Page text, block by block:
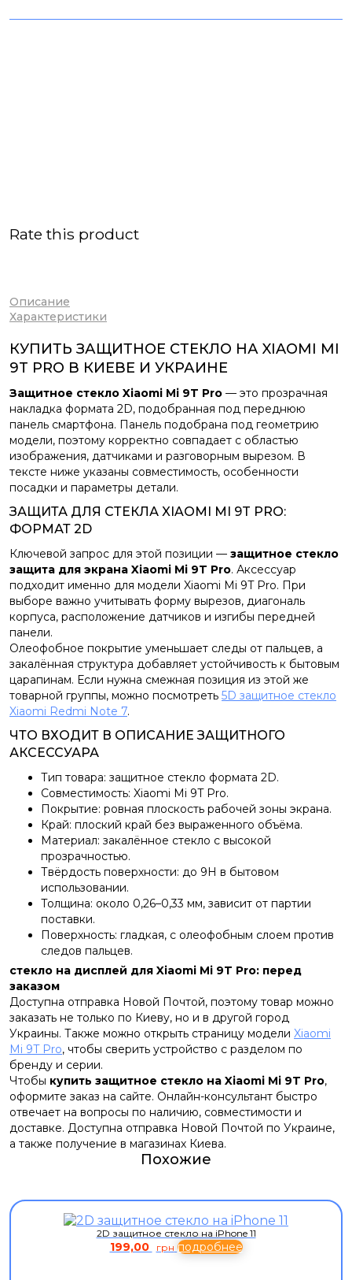
Rate this product
Описание
Характеристики
КУПИТЬ ЗАЩИТНОЕ СТЕКЛО НА XIAOMI MI
9T PRO В КИЕВЕ И УКРАИНЕ
Защитное стекло Xiaomi Mi 9T Pro — это прозрачная
накладка формата 2D, подобранная под переднюю
панель смартфона. Панель подобрана под геометрию
модели, поэтому корректно совпадает с областью
изображения, датчиками и разговорным вырезом. В
тексте ниже указаны совместимость, особенности
посадки и параметры детали.
ЗАЩИТА ДЛЯ СТЕКЛА XIAOMI MI 9T PRO:
ФОРМАТ 2D
Ключевой запрос для этой позиции — защитное стекло
защита для экрана Xiaomi Mi 9T Pro. Аксессуар
подходит именно для модели Xiaomi Mi 9T Pro. При
выборе важно учитывать форму вырезов, диагональ
корпуса, расположение датчиков и изгибы передней
панели.
Олеофобное покрытие уменьшает следы от пальцев, а
закалённая структура добавляет устойчивость к бытовым
царапинам. Если нужна смежная позиция из этой же
товарной группы, можно посмотреть 5D защитное стекло
Xiaomi Redmi Note 7.
ЧТО ВХОДИТ В ОПИСАНИЕ ЗАЩИТНОГО
АКСЕССУАРА
Тип товара: защитное стекло формата 2D.
Совместимость: Xiaomi Mi 9T Pro.
Покрытие: ровная плоскость рабочей зоны экрана.
Край: плоский край без выраженного объёма.
Материал: закалённое стекло с высокой
прозрачностью.
Твёрдость поверхности: до 9H в бытовом
использовании.
Толщина: около 0,26–0,33 мм, зависит от партии
поставки.
Поверхность: гладкая, с олеофобным слоем против
следов пальцев.
стекло на дисплей для Xiaomi Mi 9T Pro: перед
заказом
Доступна отправка Новой Почтой, поэтому товар можно
заказать не только по Киеву, но и в другой город
Украины. Также можно открыть страницу модели Xiaomi
Mi 9T Pro, чтобы сверить устройство с разделом по
бренду и серии.
Чтобы купить защитное стекло на Xiaomi Mi 9T Pro,
оформите заказ на сайте. Онлайн-консультант быстро
отвечает на вопросы по наличию, совместимости и
доставке. Доступна отправка Новой Почтой по Украине,
а также получение в магазинах Киева.
Похожие
2D защитное стекло на iPhone 11
199,00 грн подробнее